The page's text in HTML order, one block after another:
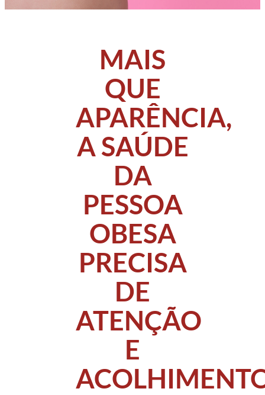
MAIS
QUE
APARÊNCIA,
A SAÚDE
DA
PESSOA
OBESA
PRECISA
DE
ATENÇÃO
E